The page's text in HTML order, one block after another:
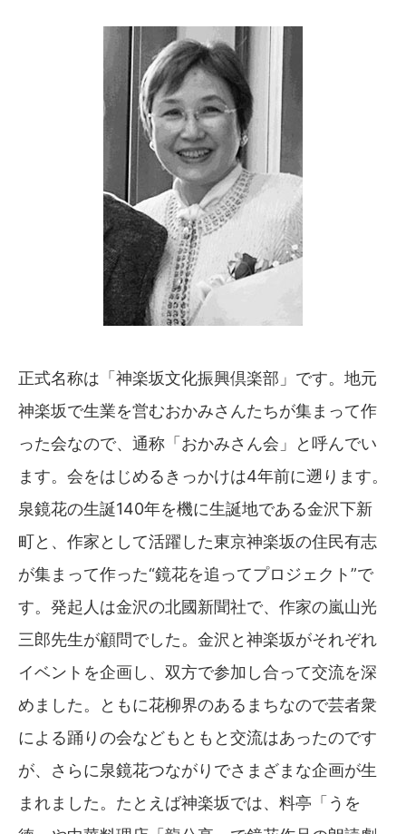
正式名称は「神楽坂文化振興倶楽部」です。地元
神楽坂で生業を営むおかみさんたちが集まって作
った会なので、通称「おかみさん会」と呼んでい
ます。会をはじめるきっかけは4年前に遡ります。
泉鏡花の生誕140年を機に生誕地である金沢下新
町と、作家として活躍した東京神楽坂の住民有志
が集まって作った“鏡花を追ってプロジェクト”で
す。発起人は金沢の北國新聞社で、作家の嵐山光
三郎先生が顧問でした。金沢と神楽坂がそれぞれ
イベントを企画し、双方で参加し合って交流を深
めました。ともに花柳界のあるまちなので芸者衆
による踊りの会などもともと交流はあったのです
が、さらに泉鏡花つながりでさまざまな企画が生
まれました。たとえば神楽坂では、料亭「うを